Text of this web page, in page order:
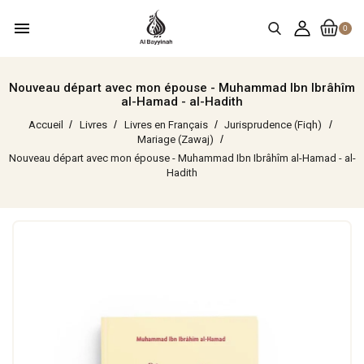
0
menu
Nouveau départ avec mon épouse - Muhammad Ibn Ibrâhîm
al-Hamad - al-Hadith
Accueil Livres Livres en Français
Jurisprudence (Fiqh)
Mariage (Zawaj)
Nouveau départ avec mon épouse - Muhammad Ibn Ibrâhîm al-Hamad - al-
Hadith